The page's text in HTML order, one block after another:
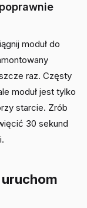
moduł do
raz. Częsty
moduł jest tylko
starcie. Zrób
30 sekund